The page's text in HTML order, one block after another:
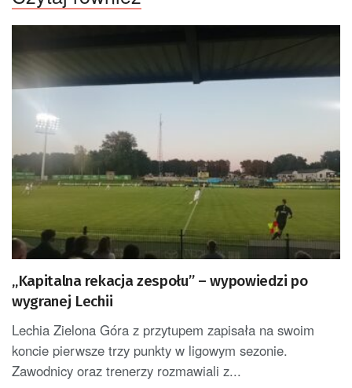
„Kapitalna rekacja zespołu” – wypowiedzi po
wygranej Lechii
Lechia Zielona Góra z przytupem zapisała na swoim
koncie pierwsze trzy punkty w ligowym sezonie.
Zawodnicy oraz trenerzy rozmawiali z...